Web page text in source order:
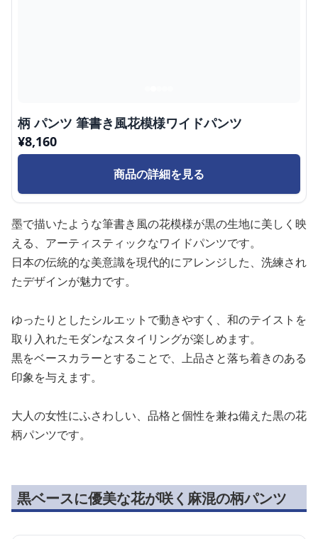
柄 パンツ 筆書き風花模様ワイドパンツ
¥8,160
商品の詳細を見る
墨で描いたような筆書き風の花模様が黒の生地に美しく映
える、アーティスティックなワイドパンツです。
日本の伝統的な美意識を現代的にアレンジした、洗練され
たデザインが魅力です。
ゆったりとしたシルエットで動きやすく、和のテイストを
取り入れたモダンなスタイリングが楽しめます。
黒をベースカラーとすることで、上品さと落ち着きのある
印象を与えます。
大人の女性にふさわしい、品格と個性を兼ね備えた黒の花
柄パンツです。
黒ベースに優美な花が咲く麻混の柄パンツ